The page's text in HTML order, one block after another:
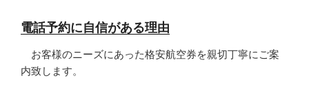
電話予約に自信がある理由
お客様のニーズにあった格安航空券を親切丁寧にご案
内致します。